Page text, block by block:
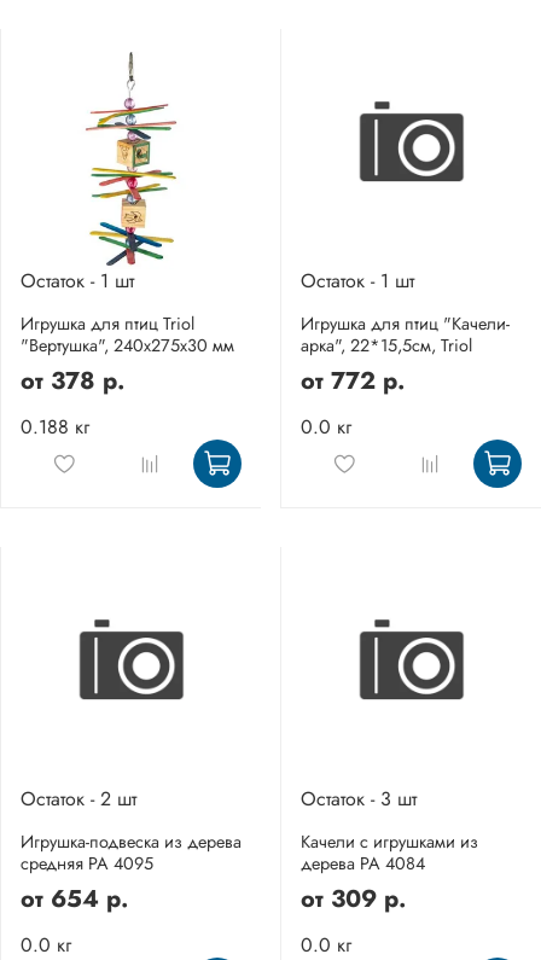
Остаток - 1 шт
Игрушка для птиц Triol
"Вертушка", 240х275х30 мм
от 378 р.
0.188 кг
Остаток - 1 шт
Игрушка для птиц "Качели-
арка", 22*15,5см, Triol
от 772 р.
0.0 кг
Остаток - 2 шт
Игрушка-подвеска из дерева
средняя PA 4095
от 654 р.
0.0 кг
Остаток - 3 шт
Качели с игрушками из
дерева PA 4084
от 309 р.
0.0 кг